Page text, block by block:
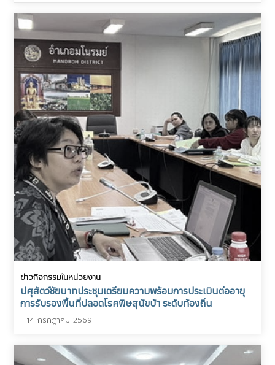
ข่าวกิจกรรมในหน่วยงาน
ปศุสัตว์ชัยนาทประชุมเตรียมความพร้อมการประเมินต่ออายุ
การรับรองพื้นที่ปลอดโรคพิษสุนัขบ้า ระดับท้องถิ่น
14 กรกฎาคม 2569